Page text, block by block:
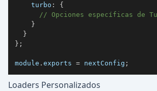
turbo :
{
// Opciones específicas de
}
}
} ;
module . exports = nextConfig ;
Loaders Personalizados